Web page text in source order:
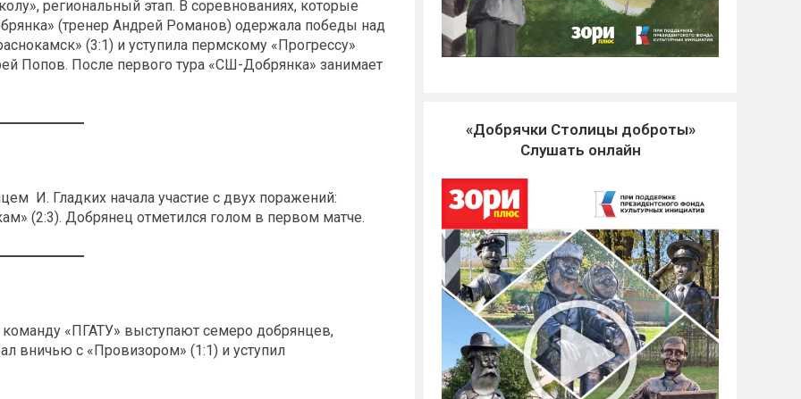
региональный этап. В соревнованиях, которые
(тренер Андрей Романов) одержала победы над
(3:1) и уступила пермскому «Прогрессу»
Попов. После первого тура «СШ-Добрянка» занимает
И. Гладких начала участие с двух поражений:
(2:3). Добрянец отметился голом в первом матче.
«ПГАТУ» выступают семеро добрянцев,
вничью с «Провизором» (1:1) и уступил
«Добрячки Столицы доброты»
Слушать онлайн